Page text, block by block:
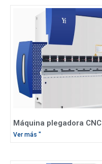
Máquina plegadora CNC
Ver más "